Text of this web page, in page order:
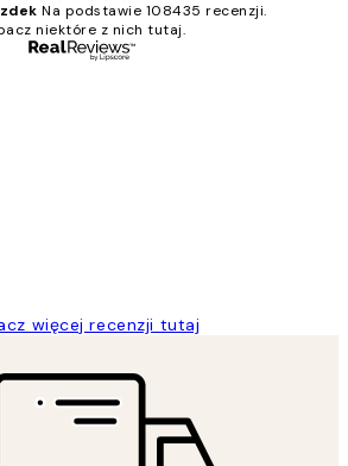
Na podstawie 108435 recenzji.
niektóre z nich tutaj.
więcej recenzji tutaj